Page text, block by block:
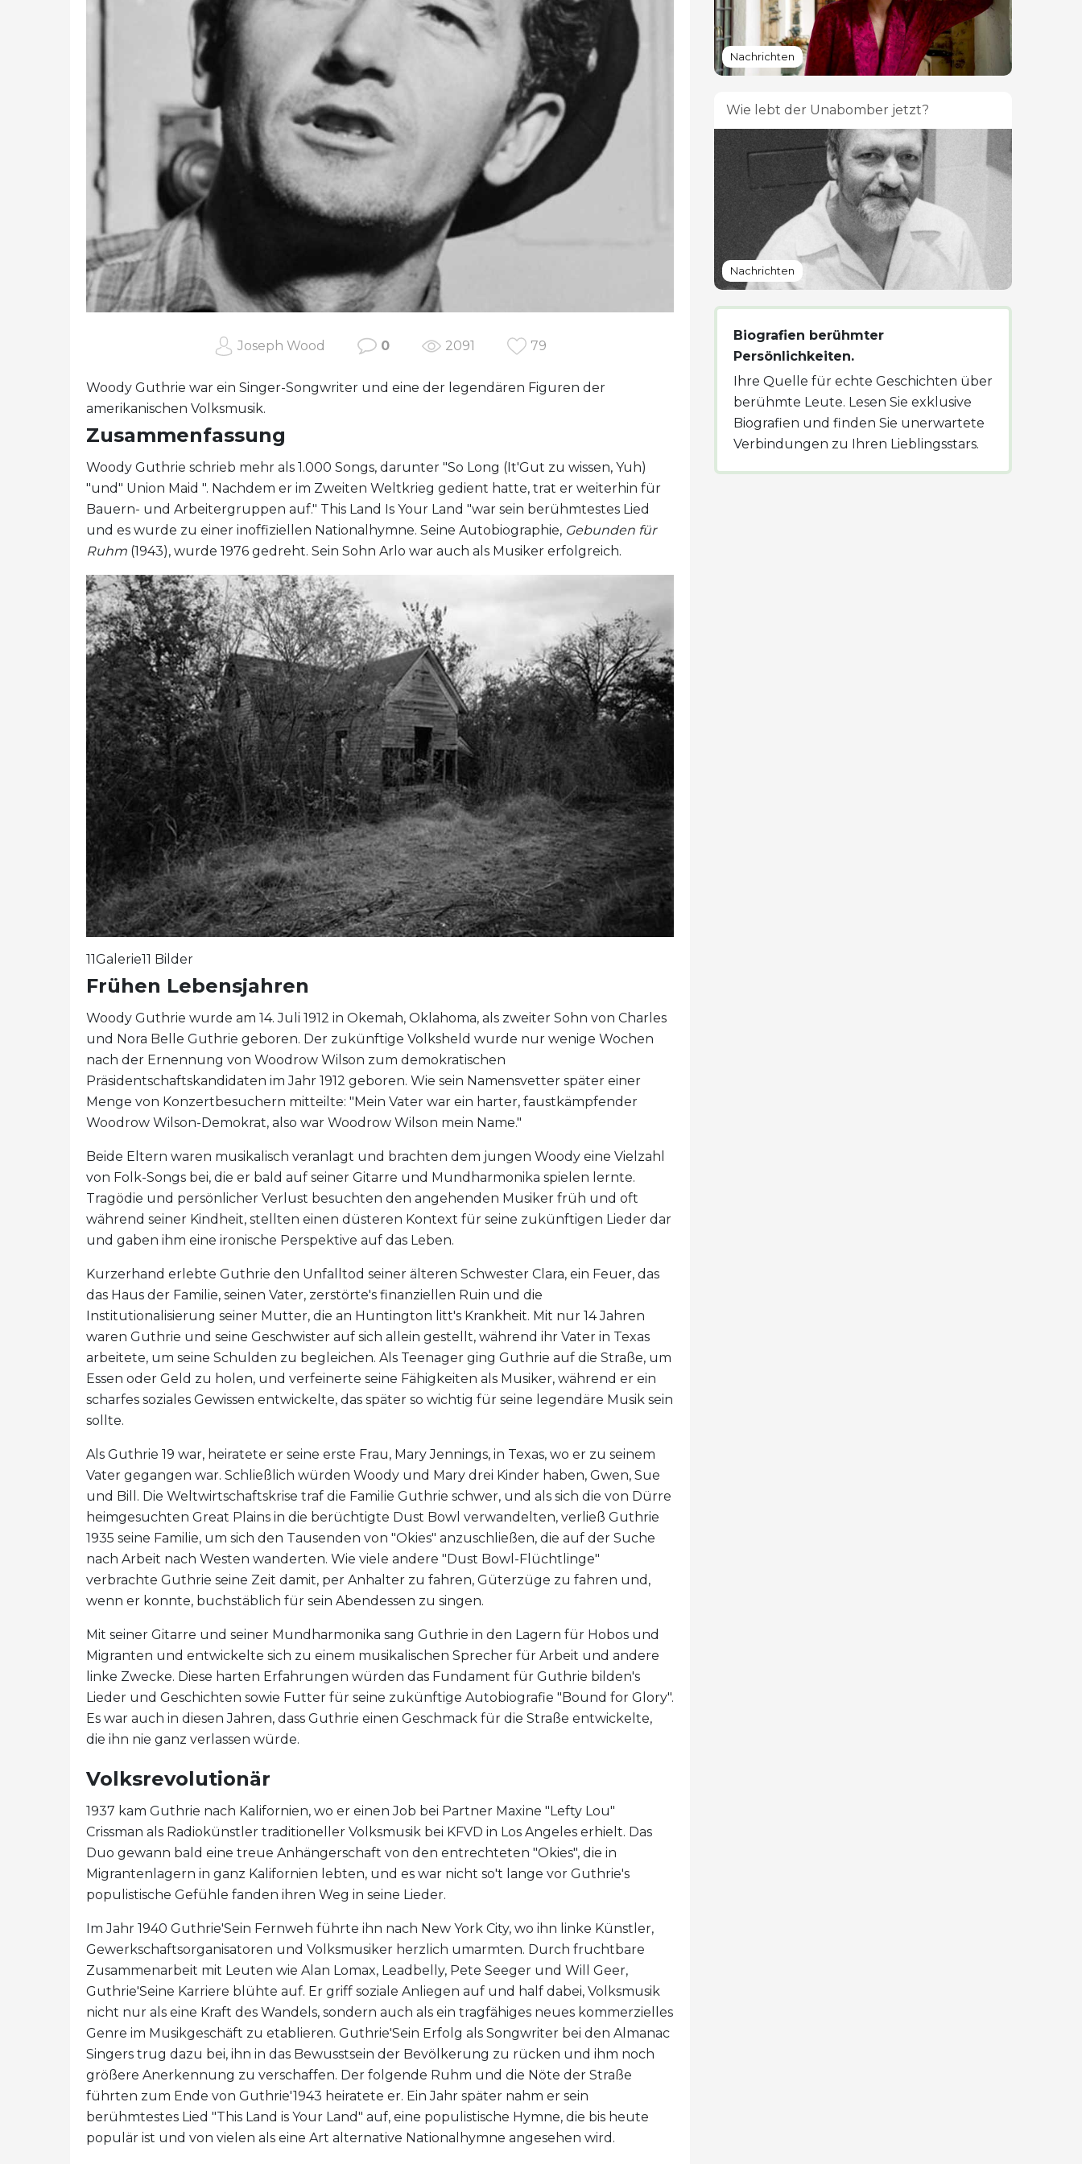
Joseph Wood 0 2091 79
Woody Guthrie war ein Singer-Songwriter und eine der legendären Figuren der
amerikanischen Volksmusik.
Zusammenfassung
Woody Guthrie schrieb mehr als 1.000 Songs, darunter "So Long (It'Gut zu wissen, Yuh)
"und" Union Maid ". Nachdem er im Zweiten Weltkrieg gedient hatte, trat er weiterhin für
Bauern- und Arbeitergruppen auf." This Land Is Your Land "war sein berühmtestes Lied
und es wurde zu einer inoffiziellen Nationalhymne. Seine Autobiographie, Gebunden für
Ruhm (1943), wurde 1976 gedreht. Sein Sohn Arlo war auch als Musiker erfolgreich.
11Galerie11 Bilder
Frühen Lebensjahren
Woody Guthrie wurde am 14. Juli 1912 in Okemah, Oklahoma, als zweiter Sohn von Charles
und Nora Belle Guthrie geboren. Der zukünftige Volksheld wurde nur wenige Wochen
nach der Ernennung von Woodrow Wilson zum demokratischen
Präsidentschaftskandidaten im Jahr 1912 geboren. Wie sein Namensvetter später einer
Menge von Konzertbesuchern mitteilte: "Mein Vater war ein harter, faustkämpfender
Woodrow Wilson-Demokrat, also war Woodrow Wilson mein Name."
Beide Eltern waren musikalisch veranlagt und brachten dem jungen Woody eine Vielzahl
von Folk-Songs bei, die er bald auf seiner Gitarre und Mundharmonika spielen lernte.
Tragödie und persönlicher Verlust besuchten den angehenden Musiker früh und oft
während seiner Kindheit, stellten einen düsteren Kontext für seine zukünftigen Lieder dar
und gaben ihm eine ironische Perspektive auf das Leben.
Kurzerhand erlebte Guthrie den Unfalltod seiner älteren Schwester Clara, ein Feuer, das
das Haus der Familie, seinen Vater, zerstörte's finanziellen Ruin und die
Institutionalisierung seiner Mutter, die an Huntington litt's Krankheit. Mit nur 14 Jahren
waren Guthrie und seine Geschwister auf sich allein gestellt, während ihr Vater in Texas
arbeitete, um seine Schulden zu begleichen. Als Teenager ging Guthrie auf die Straße, um
Essen oder Geld zu holen, und verfeinerte seine Fähigkeiten als Musiker, während er ein
scharfes soziales Gewissen entwickelte, das später so wichtig für seine legendäre Musik sein
sollte.
Als Guthrie 19 war, heiratete er seine erste Frau, Mary Jennings, in Texas, wo er zu seinem
Vater gegangen war. Schließlich würden Woody und Mary drei Kinder haben, Gwen, Sue
und Bill. Die Weltwirtschaftskrise traf die Familie Guthrie schwer, und als sich die von Dürre
heimgesuchten Great Plains in die berüchtigte Dust Bowl verwandelten, verließ Guthrie
1935 seine Familie, um sich den Tausenden von "Okies" anzuschließen, die auf der Suche
nach Arbeit nach Westen wanderten. Wie viele andere "Dust Bowl-Flüchtlinge"
verbrachte Guthrie seine Zeit damit, per Anhalter zu fahren, Güterzüge zu fahren und,
wenn er konnte, buchstäblich für sein Abendessen zu singen.
Mit seiner Gitarre und seiner Mundharmonika sang Guthrie in den Lagern für Hobos und
Migranten und entwickelte sich zu einem musikalischen Sprecher für Arbeit und andere
linke Zwecke. Diese harten Erfahrungen würden das Fundament für Guthrie bilden's
Lieder und Geschichten sowie Futter für seine zukünftige Autobiografie "Bound for Glory".
Es war auch in diesen Jahren, dass Guthrie einen Geschmack für die Straße entwickelte,
die ihn nie ganz verlassen würde.
Volksrevolutionär
1937 kam Guthrie nach Kalifornien, wo er einen Job bei Partner Maxine "Lefty Lou"
Crissman als Radiokünstler traditioneller Volksmusik bei KFVD in Los Angeles erhielt. Das
Duo gewann bald eine treue Anhängerschaft von den entrechteten "Okies", die in
Migrantenlagern in ganz Kalifornien lebten, und es war nicht so't lange vor Guthrie's
populistische Gefühle fanden ihren Weg in seine Lieder.
Im Jahr 1940 Guthrie'Sein Fernweh führte ihn nach New York City, wo ihn linke Künstler,
Gewerkschaftsorganisatoren und Volksmusiker herzlich umarmten. Durch fruchtbare
Zusammenarbeit mit Leuten wie Alan Lomax, Leadbelly, Pete Seeger und Will Geer,
Guthrie'Seine Karriere blühte auf. Er griff soziale Anliegen auf und half dabei, Volksmusik
nicht nur als eine Kraft des Wandels, sondern auch als ein tragfähiges neues kommerzielles
Genre im Musikgeschäft zu etablieren. Guthrie'Sein Erfolg als Songwriter bei den Almanac
Singers trug dazu bei, ihn in das Bewusstsein der Bevölkerung zu rücken und ihm noch
größere Anerkennung zu verschaffen. Der folgende Ruhm und die Nöte der Straße
führten zum Ende von Guthrie'1943 heiratete er. Ein Jahr später nahm er sein
berühmtestes Lied "This Land is Your Land" auf, eine populistische Hymne, die bis heute
populär ist und von vielen als eine Art alternative Nationalhymne angesehen wird.
Nachrichten
Wie lebt der Unabomber jetzt?
Nachrichten
Biografien berühmter
Persönlichkeiten.
Ihre Quelle für echte Geschichten über
berühmte Leute. Lesen Sie exklusive
Biografien und finden Sie unerwartete
Verbindungen zu Ihren Lieblingsstars.